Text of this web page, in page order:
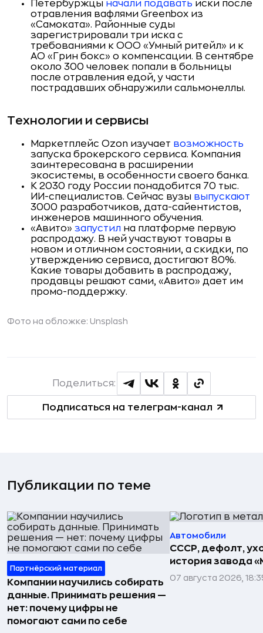
Петербуржцы начали подавать иски после
отравления вафлями Greenbox из
«Самоката». Районные суды
зарегистрировали три иска с
требованиями к ООО «Умный ритейл» и к
АО «Грин бокс» о компенсации. В сентябре
около 300 человек попали в больницы
после отравления едой, у части
пострадавших обнаружили сальмонеллы.
Технологии и сервисы
Маркетплейс Ozon изучает возможность
запуска брокерского сервиса. Компания
заинтересована в расширении
экосистемы, в особенности своего банка.
К 2030 году России понадобится 70 тыс.
ИИ-специалистов. Сейчас вузы выпускают
3000 разработчиков, дата-сайентистов,
инженеров машинного обучения.
«Авито» запустил на платформе первую
распродажу. В ней участвуют товары в
новом и отличном состоянии, а скидки, по
утверждению сервиса, достигают 80%.
Какие товары добавить в распродажу,
продавцы решают сами, «Авито» дает им
промо-поддержку.
Фото на обложке: Unsplash
Подписаться на телеграм-канал
Поделиться:
Публикации по теме
Партнёрский материал
Компании научились собирать
данные. Принимать решения —
нет: почему цифры не
помогают сами по себе
Автомобили
СССР, дефолт,
история завода
07 августа 2026,